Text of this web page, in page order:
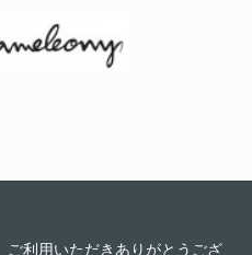
利用いただきありがとうござ